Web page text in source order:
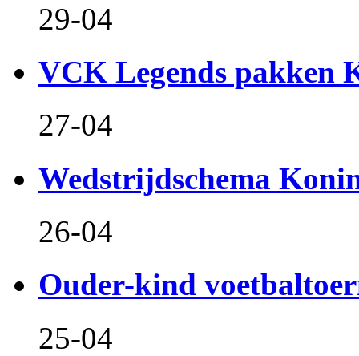
29-04
VCK Legends pakken
27-04
Wedstrijdschema
26-04
Ouder-kind
25-04